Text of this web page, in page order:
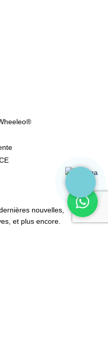
nouvelles,
et plus encore.